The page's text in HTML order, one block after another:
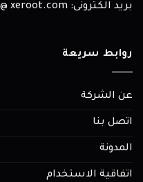
بريد الكترونى: Sales @ xeroot.com
روابط سريعة
عن الشركة
اتصل بنا
المدونة
اتفاقية الاستخدام